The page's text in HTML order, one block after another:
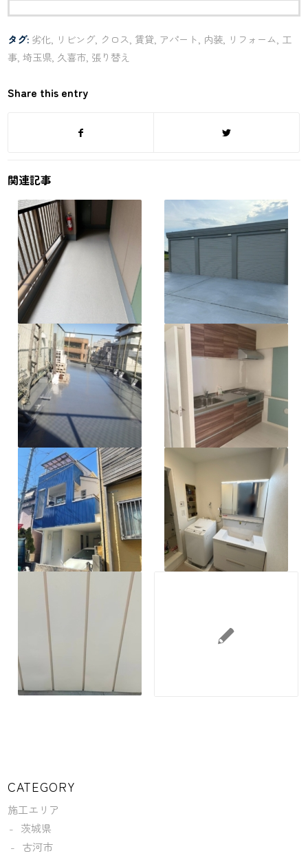
タグ: 劣化 リビング, クロス ,賃貸 アパート 内装 リフォーム 工
事 ,埼玉県 久喜市 張り替え
Share this entry
関連記事
CATEGORY
施工エリア
茨城県
古河市